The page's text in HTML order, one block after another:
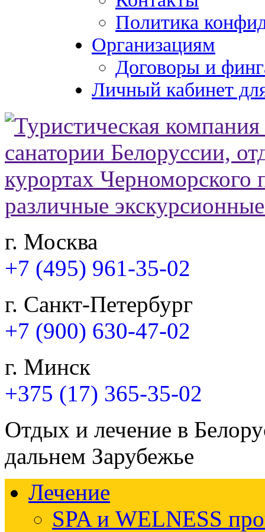
Политика
Организациям
Договоры и
Личный кабинет
г. Москва
+7 (495) 961-35-02
г. Санкт-Петербург
+7 (900) 630-47-02
г. Минск
+375 (17) 365-35-02
Отдых и лечение в
дальнем Зарубежье
Лечение
SPA и WELNESS